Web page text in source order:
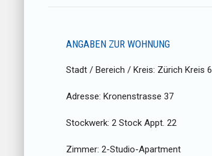
ANGABEN ZUR WOHNUNG
Stadt / Bereich / Kreis: Zürich Kreis 6
Adresse: Kronenstrasse 37
Stockwerk: 2 Stock Appt. 22
Zimmer: 2-Studio-Apartment